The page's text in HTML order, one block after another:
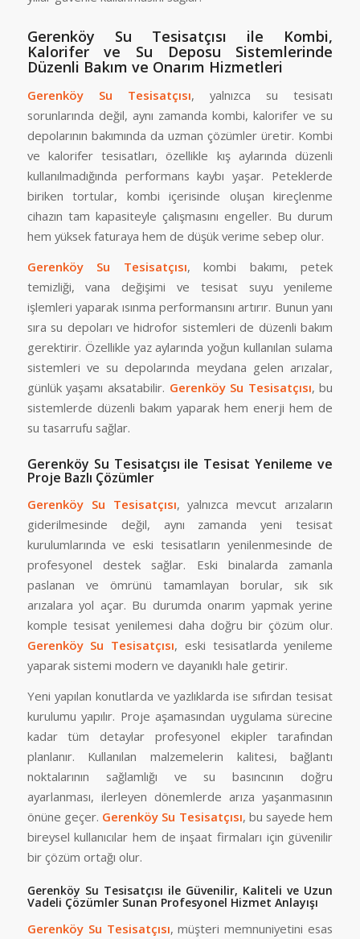
Gerenköy Su Tesisatçısı ile Kombi,
Kalorifer ve Su Deposu Sistemlerinde
Düzenli Bakım ve Onarım Hizmetleri
Gerenköy Su Tesisatçısı, yalnızca su tesisatı
sorunlarında değil, aynı zamanda kombi, kalorifer ve su
depolarının bakımında da uzman çözümler üretir. Kombi
ve kalorifer tesisatları, özellikle kış aylarında düzenli
kullanılmadığında performans kaybı yaşar. Peteklerde
biriken tortular, kombi içerisinde oluşan kireçlenme
cihazın tam kapasiteyle çalışmasını engeller. Bu durum
hem yüksek faturaya hem de düşük verime sebep olur.
Gerenköy Su Tesisatçısı, kombi bakımı, petek
temizliği, vana değişimi ve tesisat suyu yenileme
işlemleri yaparak ısınma performansını artırır. Bunun yanı
sıra su depoları ve hidrofor sistemleri de düzenli bakım
gerektirir. Özellikle yaz aylarında yoğun kullanılan sulama
sistemleri ve su depolarında meydana gelen arızalar,
günlük yaşamı aksatabilir. Gerenköy Su Tesisatçısı, bu
sistemlerde düzenli bakım yaparak hem enerji hem de
su tasarrufu sağlar.
Gerenköy Su Tesisatçısı ile Tesisat Yenileme ve
Proje Bazlı Çözümler
Gerenköy Su Tesisatçısı, yalnızca mevcut arızaların
giderilmesinde değil, aynı zamanda yeni tesisat
kurulumlarında ve eski tesisatların yenilenmesinde de
profesyonel destek sağlar. Eski binalarda zamanla
paslanan ve ömrünü tamamlayan borular, sık sık
arızalara yol açar. Bu durumda onarım yapmak yerine
komple tesisat yenilemesi daha doğru bir çözüm olur.
Gerenköy Su Tesisatçısı, eski tesisatlarda yenileme
yaparak sistemi modern ve dayanıklı hale getirir.
Yeni yapılan konutlarda ve yazlıklarda ise sıfırdan tesisat
kurulumu yapılır. Proje aşamasından uygulama sürecine
kadar tüm detaylar profesyonel ekipler tarafından
planlanır. Kullanılan malzemelerin kalitesi, bağlantı
noktalarının sağlamlığı ve su basıncının doğru
ayarlanması, ilerleyen dönemlerde arıza yaşanmasının
önüne geçer. Gerenköy Su Tesisatçısı, bu sayede hem
bireysel kullanıcılar hem de inşaat firmaları için güvenilir
bir çözüm ortağı olur.
Gerenköy Su Tesisatçısı ile Güvenilir, Kaliteli ve Uzun
Vadeli Çözümler Sunan Profesyonel Hizmet Anlayışı
Gerenköy Su Tesisatçısı, müşteri memnuniyetini esas